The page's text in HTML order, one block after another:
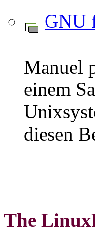
GNU
Manuel
einem
diesen
The